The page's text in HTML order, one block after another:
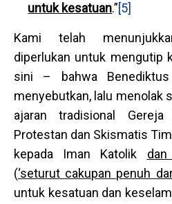
untuk kesatuan.”[5]
Kami telah
diperlukan untuk mengutip
sini – bahwa
menyebutkan, lalu menolak
ajaran tradisional
Protestan dan Skismatis
kepada Iman Katolik
(‘seturut cakupan penuh
untuk kesatuan dan